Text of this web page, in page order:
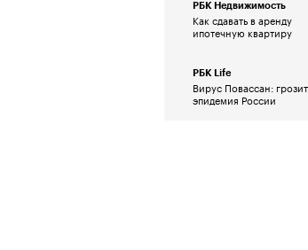
РБК Недвижимость
Как сдавать в аренду
ипотечную квартиру
РБК Life
Вирус Повассан:
эпидемия России